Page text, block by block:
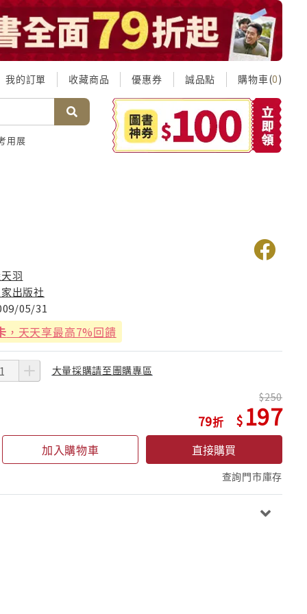
我的訂單 收藏商品 優惠券 誠品點 購物車(0)
用展
羽
出版社
05/31
，天天享最高7%回饋
大量採購請至團購專區
79
250
197
加入購物車 直接購買
查詢門市庫存